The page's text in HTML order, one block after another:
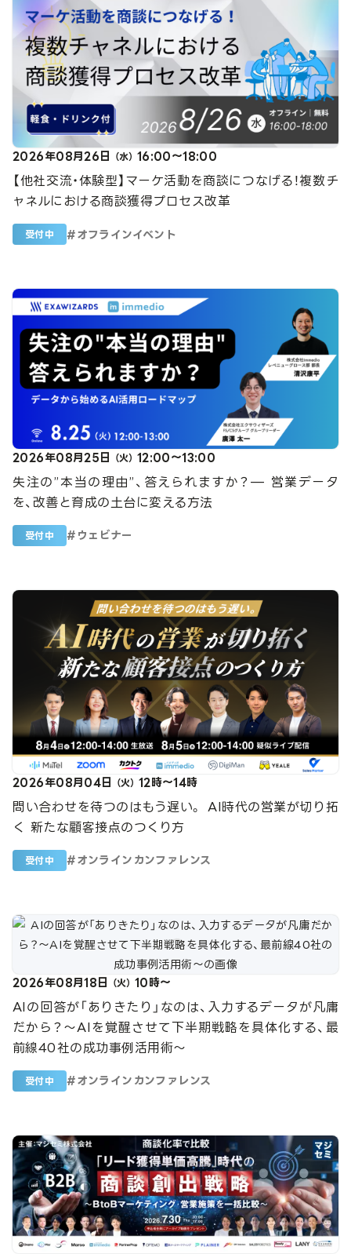
2026年08月26日 （水） 16:00～18:00
【他社交流・体験型】マーケ活動を商談につなげる！複数チ
ャネルにおける商談獲得プロセス改革
受付中 # オフラインイベント
2026年08月25日 （火） 12:00～13:00
失注の”本当の理由”、答えられますか？— 営業データ
を、改善と育成の土台に変える方法
受付中 # ウェビナー
2026年08月04日 （火） 12時～14時
問い合わせを待つのはもう遅い。 AI時代の営業が切り拓
く 新たな顧客接点のつくり方
受付中 # オンラインカンファレンス
2026年08月18日 （火） 10時～
AIの回答が「ありきたり」なのは、入力するデータが凡庸
だから？〜AIを覚醒させて下半期戦略を具体化する、最
前線40社の成功事例活用術〜
受付中 # オンラインカンファレンス